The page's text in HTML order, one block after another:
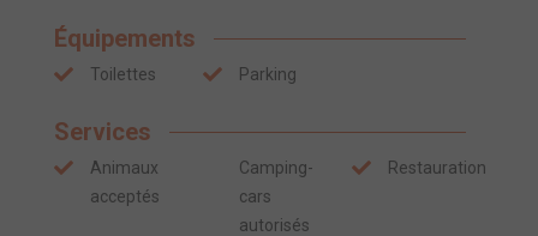
Équipements
Toilettes Parking
Services
Animaux
acceptés
Camping-
cars
autorisés
Restauration